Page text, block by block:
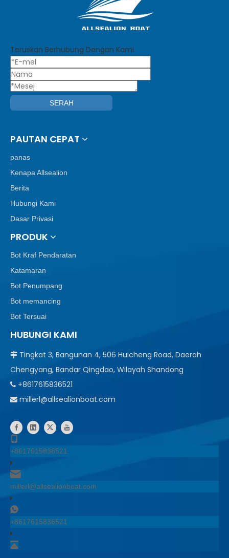
Teruskan Berhubung Dengan Kami
SERAH
PAUTAN CEPAT
panas
Kenapa Allsealion
Berita
Hubungi Kami
Dasar Privasi
PRODUK
Bot Kraf Pendaratan
Katamaran
Bot Penumpang
Bot memancing
Bot Tersuai
HUBUNGI KAMI
 Tingkat 3, Bangunan 4, 506 Huicheng Road, Daerah
Chengyang, Bandar Qingdao, Wilayah Shandong
 +8617615836521
 millerl@allsealionboat.com
+8617615836521
millerl@allsealionboat.com
+8617615836521